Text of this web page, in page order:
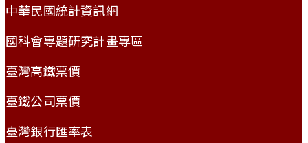
中華民國統計資訊網
國科會專題研究計畫專區
臺灣高鐵票價
臺鐵公司票價
臺灣銀行匯率表